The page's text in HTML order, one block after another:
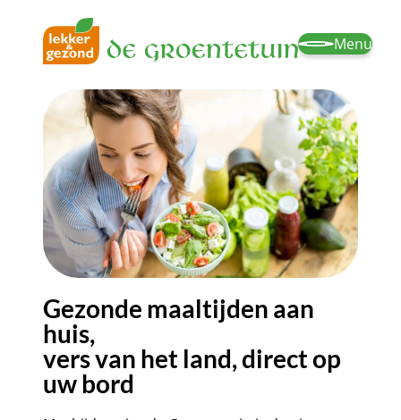
Menu
Gezonde maaltijden aan
huis,
vers van het land, direct op
uw bord